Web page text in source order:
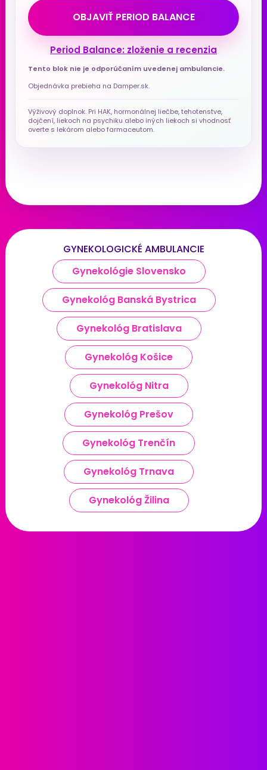
OBJAVIŤ PERIOD BALANCE
Period Balance: zloženie a recenzia
Tento blok nie je odporúčaním uvedenej ambulancie.
Objednávka prebieha na Damper.sk.
Výživový doplnok. Pri HAK, hormonálnej liečbe, tehotenstve,
dojčení, liekoch na psychiku alebo iných liekoch si vhodnosť
overte s lekárom alebo farmaceutom.
GYNEKOLOGICKÉ AMBULANCIE
Gynekológie Slovensko
Gynekológ Banská Bystrica
Gynekológ Bratislava
Gynekológ Košice
Gynekológ Nitra
Gynekológ Prešov
Gynekológ Trenčín
Gynekológ Trnava
Gynekológ Žilina